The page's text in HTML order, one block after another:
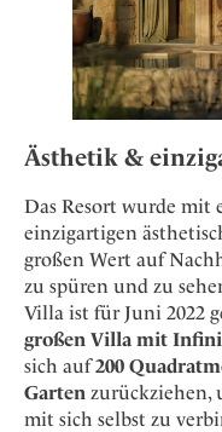
Ästhetik &
Das Resort wurde
einzigartigen
großen Wert auf
zu spüren und zu
Villa ist für Juni 2022
großen Villa mit
sich auf200
Garten zurückziehen,
mit sich selbst zu